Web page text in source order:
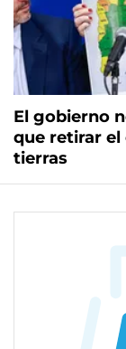
El gobierno
que retirar
tierras